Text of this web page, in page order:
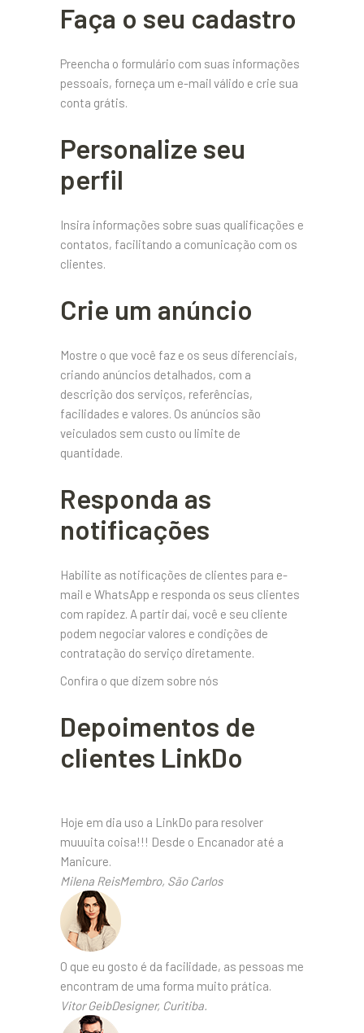
Faça o seu cadastro
Preencha o formulário com suas informações
pessoais, forneça um e-mail válido e crie sua
conta grátis.
Personalize seu
perfil
Insira informações sobre suas qualificações e
contatos, facilitando a comunicação com os
clientes.
Crie um anúncio
Mostre o que você faz e os seus diferenciais,
criando anúncios detalhados, com a
descrição dos serviços, referências,
facilidades e valores. Os anúncios são
veiculados sem custo ou limite de
quantidade.
Responda as
notificações
Habilite as notificações de clientes para e-
mail e WhatsApp e responda os seus clientes
com rapidez. A partir daí, você e seu cliente
podem negociar valores e condições de
contratação do serviço diretamente.
Confira o que dizem sobre nós
Depoimentos de
clientes LinkDo
Hoje em dia uso a LinkDo para resolver
muuuita coisa!!! Desde o Encanador até a
Manicure.
Milena ReisMembro, São Carlos
O que eu gosto é da facilidade, as pessoas me
encontram de uma forma muito prática.
Vitor GeibDesigner, Curitiba.